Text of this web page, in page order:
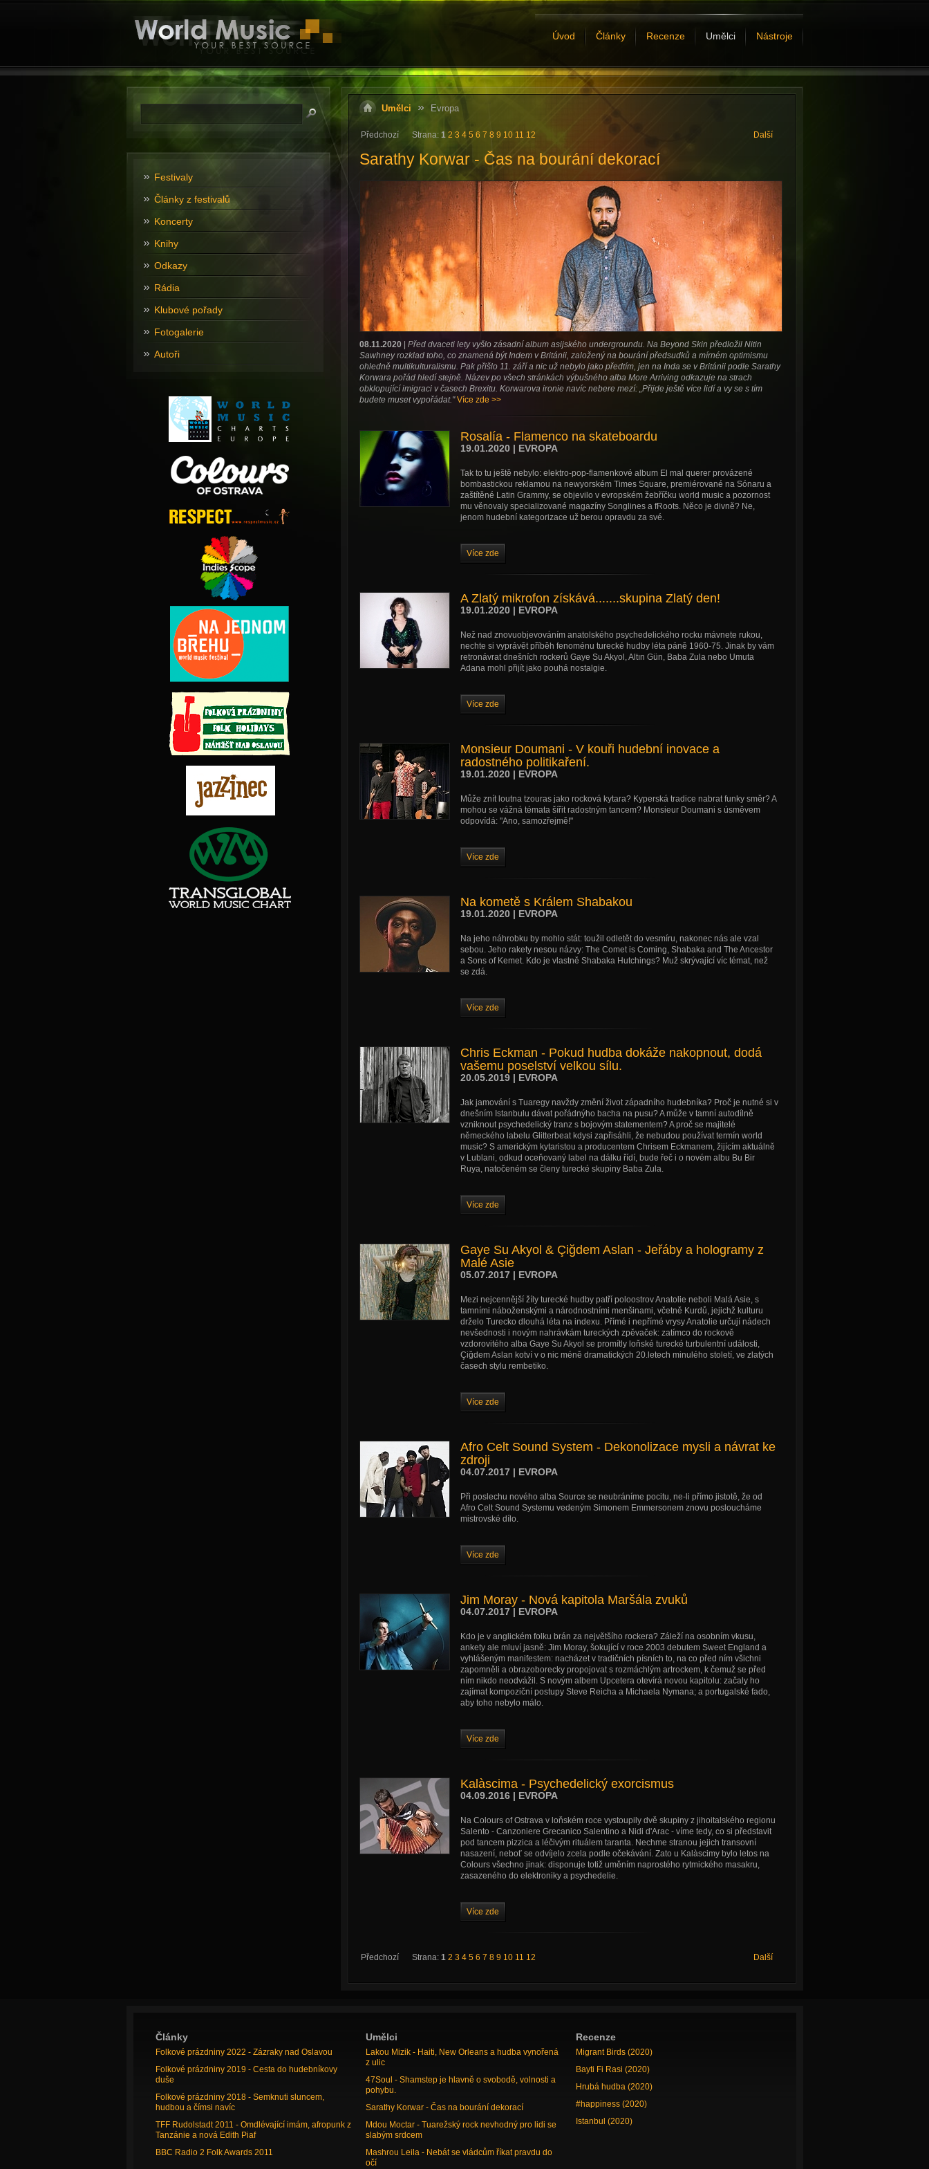
Úvod Články Recenze Umělci Nástroje
Umělci Evropa
Předchozí Strana: 1 2 3 4 5 6 7 8 9 10 11 12 Další
Sarathy Korwar - Čas na bourání dekorací
08.11.2020| Před dvaceti lety vyšlo zásadní album asijského undergroundu. Na Beyond Skin předložil Nitin
Sawhney rozklad toho, co znamená být Indem v Británii, založený na bourání předsudků a mírném optimismu
ohledně multikulturalismu. Pak přišlo 11. září a nic už nebylo jako předtím, jen na Inda se v Británii podle Sarathy
Korwara pořád hledí stejně. Název po všech stránkách výbušného alba More Arriving odkazuje na strach
obklopující imigraci v časech Brexitu. Korwarova ironie navíc nebere mezí: „Přijde ještě více lidí a vy se s tím
budete muset vypořádat." Více zde >>
Rosalía - Flamenco na skateboardu
19.01.2020 | EVROPA
Tak to tu ještě nebylo: elektro-pop-flamenkové album El mal querer provázené
bombastickou reklamou na newyorském Times Square, premiérované na Sónaru a
zaštítěné Latin Grammy, se objevilo v evropském žebříčku world music a pozornost
mu věnovaly specializované magazíny Songlines a fRoots. Něco je divně? Ne,
jenom hudební kategorizace už berou opravdu za své.
Více zde
A Zlatý mikrofon získává.......skupina Zlatý den!
19.01.2020 | EVROPA
Než nad znovuobjevováním anatolského psychedelického rocku mávnete rukou,
nechte si vyprávět příběh fenoménu turecké hudby léta páně 1960-75. Jinak by vám
retronávrat dnešních rockerů Gaye Su Akyol, Altın Gün, Baba Zula nebo Umuta
Adana mohl přijít jako pouhá nostalgie.
Více zde
Monsieur Doumani - V kouři hudební inovace a
radostného politikaření.
19.01.2020 | EVROPA
Může znít loutna tzouras jako rocková kytara? Kyperská tradice nabrat funky směr? A
mohou se vážná témata šířit radostným tancem? Monsieur Doumani s úsměvem
odpovídá: "Ano, samozřejmě!"
Více zde
Na kometě s Králem Shabakou
19.01.2020 | EVROPA
Na jeho náhrobku by mohlo stát: toužil odletět do vesmíru, nakonec nás ale vzal
sebou. Jeho rakety nesou názvy: The Comet is Coming, Shabaka and The Ancestor
a Sons of Kemet. Kdo je vlastně Shabaka Hutchings? Muž skrývající víc témat, než
se zdá.
Více zde
Chris Eckman - Pokud hudba dokáže nakopnout, dodá
vašemu poselství velkou sílu.
20.05.2019 | EVROPA
Jak jamování s Tuaregy navždy změní život západního hudebníka? Proč je nutné si v
dnešním Istanbulu dávat pořádnýho bacha na pusu? A může v tamní autodílně
vzniknout psychedelický tranz s bojovým statementem? A proč se majitelé
německého labelu Glitterbeat kdysi zapřisáhli, že nebudou používat termín world
music? S americkým kytaristou a producentem Chrisem Eckmanem, žijícím aktuálně
v Lublani, odkud oceňovaný label na dálku řídí, bude řeč i o novém albu Bu Bir
Ruya, natočeném se členy turecké skupiny Baba Zula.
Více zde
Gaye Su Akyol & Çiğdem Aslan - Jeřáby a hologramy z
Malé Asie
05.07.2017 | EVROPA
Mezi nejcennější žíly turecké hudby patří poloostrov Anatolie neboli Malá Asie, s
tamními náboženskými a národnostními menšinami, včetně Kurdů, jejichž kulturu
drželo Turecko dlouhá léta na indexu. Přímé i nepřímé vrysy Anatolie určují nádech
nevšednosti i novým nahrávkám tureckých zpěvaček: zatímco do rockově
vzdorovitého alba Gaye Su Akyol se promítly loňské turecké turbulentní události,
Çiğdem Aslan kotví v o nic méně dramatických 20.letech minulého století, ve zlatých
časech stylu rembetiko.
Více zde
Afro Celt Sound System - Dekonolizace mysli a návrat ke
zdroji
04.07.2017 | EVROPA
Při poslechu nového alba Source se neubráníme pocitu, ne-li přímo jistotě, že od
Afro Celt Sound Systemu vedeným Simonem Emmersonem znovu posloucháme
mistrovské dílo.
Více zde
Jim Moray - Nová kapitola Maršála zvuků
04.07.2017 | EVROPA
Kdo je v anglickém folku brán za největšího rockera? Záleží na osobním vkusu,
ankety ale mluví jasně: Jim Moray, šokující v roce 2003 debutem Sweet England a
vyhlášeným manifestem: nacházet v tradičních písních to, na co před ním všichni
zapomněli a obrazoborecky propojovat s rozmáchlým artrockem, k čemuž se před
ním nikdo neodvážil. S novým albem Upcetera otevírá novou kapitolu: začaly ho
zajímat kompoziční postupy Steve Reicha a Michaela Nymana; a portugalské fado,
aby toho nebylo málo.
Více zde
Kalàscima - Psychedelický exorcismus
04.09.2016 | EVROPA
Na Colours of Ostrava v loňském roce vystoupily dvě skupiny z jihoitalského regionu
Salento - Canzoniere Grecanico Salentino a Nidi d'Arac - víme tedy, co si představit
pod tancem pizzica a léčivým rituálem taranta. Nechme stranou jejich transovní
nasazení, neboť se odvíjelo zcela podle očekávání. Zato u Kalàscimy bylo letos na
Colours všechno jinak: disponuje totiž uměním naprostého rytmického masakru,
zasazeného do elektroniky a psychedelie.
Více zde
Předchozí Strana: 1 2 3 4 5 6 7 8 9 10 11 12 Další
Festivaly
Články z festivalů
Koncerty
Knihy
Odkazy
Rádia
Klubové pořady
Fotogalerie
Autoři
Články
Folkové prázdniny 2022 - Zázraky nad Oslavou
Folkové prázdniny 2019 - Cesta do hudebníkovy
duše
Folkové prázdniny 2018 - Semknuti sluncem,
hudbou a čímsi navíc
TFF Rudolstadt 2011 - Omdlévající imám, afropunk z
Tanzánie a nová Edith Piaf
BBC Radio 2 Folk Awards 2011
Umělci
Lakou Mizik - Haiti, New Orleans a hudba vynořená
z ulic
47Soul - Shamstep je hlavně o svobodě, volnosti a
pohybu.
Sarathy Korwar - Čas na bourání dekorací
Mdou Moctar - Tuarežský rock nevhodný pro lidi se
slabým srdcem
Mashrou Leila - Nebát se vládcům říkat pravdu do
očí
Recenze
Migrant Birds (2020)
Bayti Fi Rasi (2020)
Hrubá hudba (2020)
#happiness (2020)
Istanbul (2020)